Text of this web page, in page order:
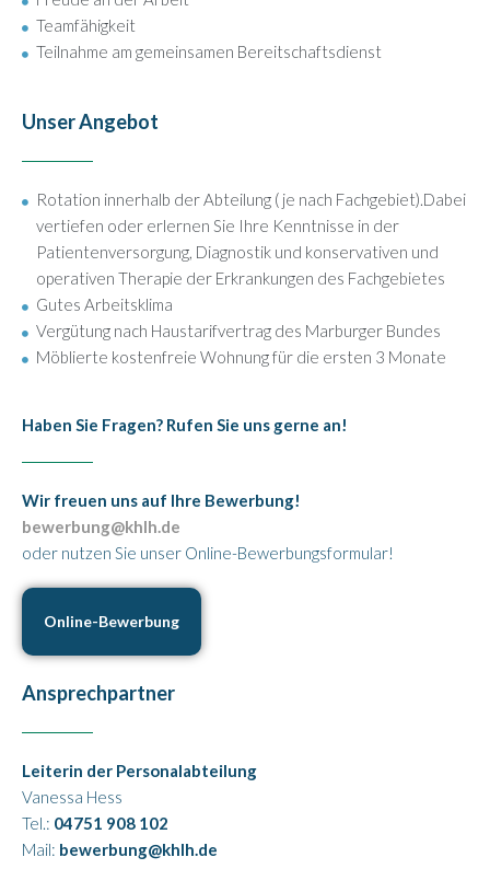
Teamfähigkeit
Teilnahme am gemeinsamen Bereitschaftsdienst
Unser Angebot
Rotation innerhalb der Abteilung ( je nach Fachgebiet).Dabei
vertiefen oder erlernen Sie Ihre Kenntnisse in der
Patientenversorgung, Diagnostik und konservativen und
operativen Therapie der Erkrankungen des Fachgebietes
Gutes Arbeitsklima
Vergütung nach Haustarifvertrag des Marburger Bundes
Möblierte kostenfreie Wohnung für die ersten 3 Monate
Haben Sie Fragen? Rufen Sie uns gerne an!
Wir freuen uns auf Ihre Bewerbung!
bewerbung@khlh.de
oder nutzen Sie unser Online-Bewerbungsformular!
Online-Bewerbung
Ansprechpartner
Leiterin der Personalabteilung
Vanessa Hess
Tel.: 04751 908 102
Mail: bewerbung@khlh.de